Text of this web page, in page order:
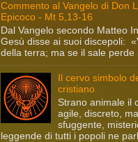
Commento al Vangelo di Don
Epicoco - Mt 5,13-16
Dal Vangelo secondo Matteo
Gesù disse ai suoi discepoli:
della terra; ma se il sale perde
Il cervo simbolo
cristiano
Strano animale il
agile, discreto,
sfuggente,
leggende di tutti i popoli ne